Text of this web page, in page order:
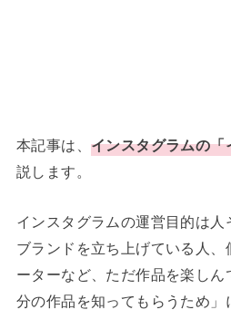
本記事は、 インスタグラムの「
説します。
インスタグラムの運営目的は
ブランドを立ち上げている人、
ーターなど、ただ作品を楽しん
分の作品を知ってもらうため」